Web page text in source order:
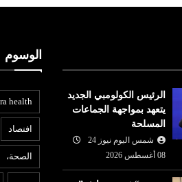
الرئيس الكولومبي الجديد
يتعهد بمواجهة الجماعات
المسلحة
شمس اليوم نيوز 24
08 أغسطس 2026
الوسوم
health
افتصاد
الصحة،